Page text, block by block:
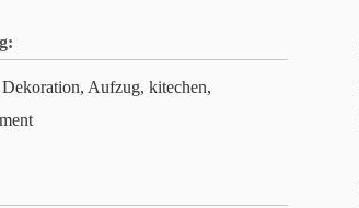
Aufzug, kitechen,